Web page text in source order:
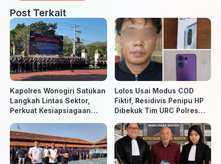
Post Terkait
Kapolres Wonogiri Satukan
Langkah Lintas Sektor,
Perkuat Kesiapsiagaan
Lolos Usai Modus COD
Fiktif, Residivis Penipu HP
Dibekuk Tim URC Polres